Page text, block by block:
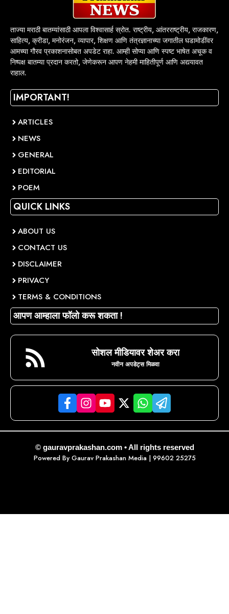
ताज्या मराठी बातम्यांसाठी आपला विश्वासार्ह स्रोत. राष्ट्रीय, आंतरराष्ट्रीय, राजकारण,
साहित्य, क्रीडा, मनोरंजन, व्यापार, शिक्षण आणि तंत्रज्ञानाच्या जगातील घडामोडींवर
आमच्या गौरव प्रकाशनासोबत अपडेट राहा. आम्ही सोप्या आणि स्पष्ट भाषेत अचूक व
निष्पक्ष बातम्या प्रदान करतो, जेणेकरून आपण नेहमी माहितीपूर्ण आणि अद्ययावत
राहाल.
IMPORTANT!
ARTICLES
NEWS
GENERAL
EDITORIAL
POEM
QUICK LINKS
ABOUT US
CONTACT US
DISCLAIMER
PRIVACY
TERMS & CONDITIONS
आपण आम्हाला फॉलो करू शकता !
सोशल मीडियावर शेअर करा
नवीन अपडेट्स मिळवा
© gauravprakashan.com • All rights reserved
Powered By Gaurav Prakashan Media| 99602 25275